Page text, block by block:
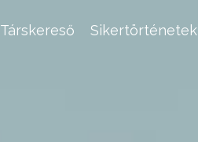
Társkereső Sikertörténetek